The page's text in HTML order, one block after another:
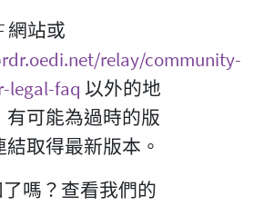
網站或
relay/community-
legal-faq 以外的地
有可能為過時的版
取得最新版本。
了嗎？查看我們的